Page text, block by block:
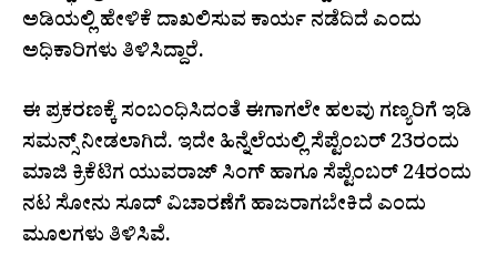
ಅಡಿಯಲ್ಲಿ ಹೇಳಿಕೆ ದಾಖಲಿಸುವ ಕಾರ್ಯ ನಡೆದಿದೆ ಎಂದು
ಅಧಿಕಾರಿಗಳು ತಿಳಿಸಿದ್ದಾರೆ.
ಈ ಪ್ರಕರಣಕ್ಕೆ ಸಂಬಂಧಿಸಿದಂತೆ ಈಗಾಗಲೇ ಹಲವು ಗಣ್ಯರಿಗೆ ಇಡಿ
ಸಮನ್ಸ್ ನೀಡಲಾಗಿದೆ. ಇದೇ ಹಿನ್ನೆಲೆಯಲ್ಲಿ ಸೆಪ್ಟೆಂಬರ್ 23ರಂದು
ಮಾಜಿ ಕ್ರಿಕೆಟಿಗ ಯುವರಾಜ್ ಸಿಂಗ್ ಹಾಗೂ ಸೆಪ್ಟೆಂಬರ್ 24ರಂದು
ನಟ ಸೋನು ಸೂದ್ ವಿಚಾರಣೆಗೆ ಹಾಜರಾಗಬೇಕಿದೆ ಎಂದು
ಮೂಲಗಳು ತಿಳಿಸಿವೆ.